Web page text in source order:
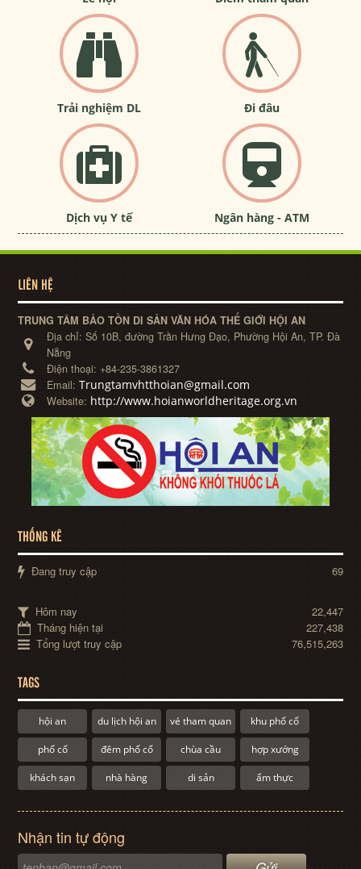
Trải nghiệm DL Đi đâu
Dịch vụ Y tế Ngân hàng - ATM
LIÊN HỆ
TRUNG TÂM BẢO TỒN DI SẢN VĂN HÓA THẾ GIỚI HỘI AN
Địa chỉ:Số 10B, đường Trần Hưng Đạo, Phường Hội An, TP. Đà
Nẵng
Điện thoại: +84-235-3861327
Email:Trungtamvhtthoian@gmail.com
Website: http://www.hoianworldheritage.org.vn
THỐNG KÊ
Đang truy cập 69
Hôm nay
22,447
Tháng hiện tại
227,438
Tổng lượt truy cập
76,515,263
TAGS
hội an du lịch hội an vé tham quan khu phố cổ
phố cổ đêm phố cổ chùa cầu hợp xướng
khách sạn nhà hàng di sản ẩm thực
Nhận tin tự động